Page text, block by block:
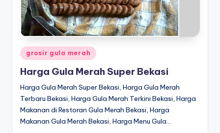
Posted
in
grosir gula merah
Harga Gula Merah Super Bekasi
Harga Gula Merah Super Bekasi, Harga Gula Merah
Terbaru Bekasi, Harga Gula Merah Terkini Bekasi, Harga
Makanan di Restoran Gula Merah Bekasi, Harga
Makanan Gula Merah Bekasi, Harga Menu Gula…